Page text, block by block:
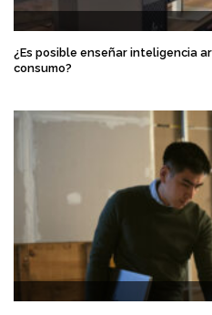
¿Es posible enseñar inteligencia
consumo?